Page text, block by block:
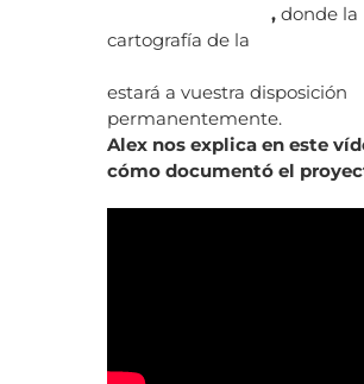
,donde la
cartografía de la
estará a vuestra disposición
permanentemente.
Alex nos explica en este
cómo documentó el